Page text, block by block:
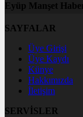
Eyüp Manşet
SAYFALAR
Üye Girişi
Üye Kaydı
Künye
Hakkımızda
İletişim
SERVİSLER